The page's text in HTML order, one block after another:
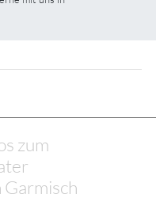
zum